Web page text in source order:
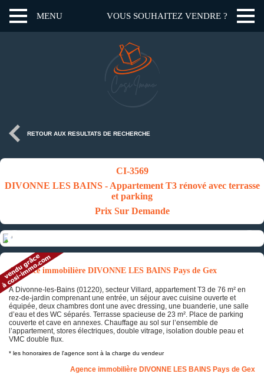
MENU VOUS SOUHAITEZ VENDRE ?
RETOUR AUX RESULTATS DE RECHERCHE
CI-3569
DIVONNE LES BAINS - Appartement T3 rénové avec terrasse
et parking
Prix Sur Demande
Annonce immobilière DIVONNE LES BAINS Pays de Gex
À Divonne-les-Bains (01220), secteur Villard, appartement T3 de 76 m² en
rez-de-jardin comprenant une entrée, un séjour avec cuisine ouverte et
équipée, deux chambres dont une avec dressing, une buanderie, une salle
d’eau et des WC séparés. Terrasse spacieuse de 23 m². Place de parking
couverte et cave en annexes. Chauffage au sol sur l’ensemble de
l’appartement, stores électriques, double vitrage, isolation double peau et
VMC double flux.
* les honoraires de l'agence sont à la charge du vendeur
Agence immobilière DIVONNE LES BAINS Pays de Gex